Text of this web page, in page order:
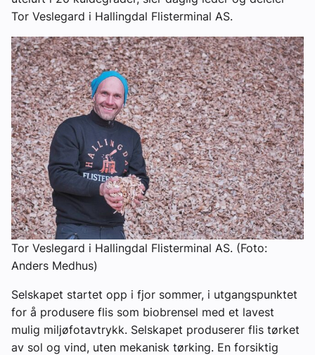
Tor Veslegard i Hallingdal Flisterminal AS.
Tor Veslegard i Hallingdal Flisterminal AS. (Foto:
Anders Medhus)
Selskapet startet opp i fjor sommer, i utgangspunktet
for å produsere flis som biobrensel med et lavest
mulig miljøfotavtrykk. Selskapet produserer flis tørket
av sol og vind, uten mekanisk tørking. En forsiktig